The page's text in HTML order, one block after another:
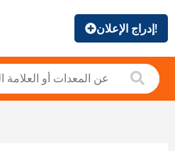
إدراج الإعلان!